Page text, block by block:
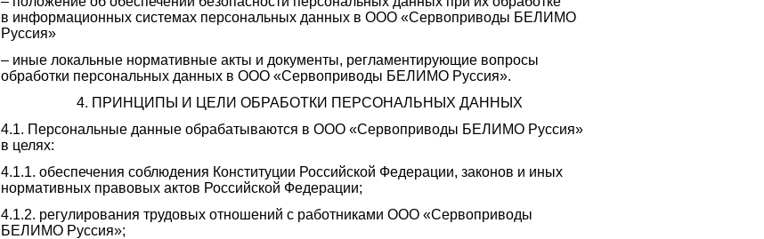
в информационных системах персональных данных в ООО «Сервоприводы БЕЛИМО
Руссия»
– иные локальные нормативные акты и документы, регламентирующие вопросы
обработки персональных данных в ООО «Сервоприводы БЕЛИМО Руссия».
4. ПРИНЦИПЫ И ЦЕЛИ ОБРАБОТКИ ПЕРСОНАЛЬНЫХ ДАННЫХ
4.1. Персональные данные обрабатываются в ООО «Сервоприводы БЕЛИМО Руссия»
в целях:
4.1.1. обеспечения соблюдения Конституции Российской Федерации, законов и иных
нормативных правовых актов Российской Федерации;
4.1.2. регулирования трудовых отношений с работниками ООО «Сервоприводы
БЕЛИМО Руссия»;